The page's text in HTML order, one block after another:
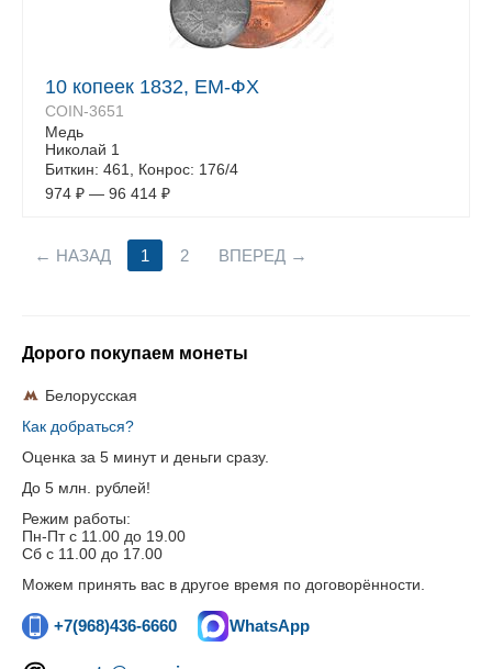
10 копеек 1832, ЕМ-ФХ
COIN-3651
Медь
Николай 1
Биткин: 461, Конрос: 176/4
974 ₽ — 96 414 ₽
НАЗАД 1 2 ВПЕРЕД
Дорого покупаем монеты
Белорусская
Как добраться?
Оценка за 5 минут и деньги сразу.
До 5 млн. рублей!
Режим работы:
Пн-Пт c 11.00 до 19.00
Сб с 11.00 до 17.00
Можем принять вас в другое время по договорённости.
+7(968)436-6660 WhatsApp